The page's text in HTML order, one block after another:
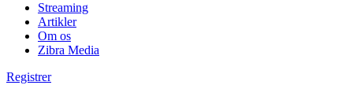
Streaming
Artikler
Om os
Zibra Media
Registrer